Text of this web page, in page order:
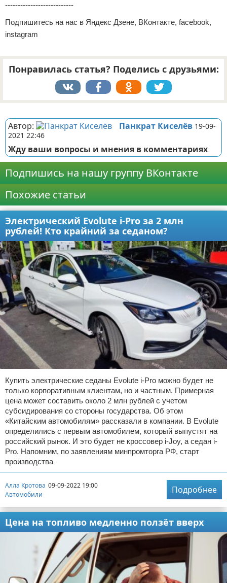
---------------------------
Подпишитесь на нас в Яндекс Дзене, ВКонтакте, facebook,
instagram
Понравилась статья? Поделись с друзьями:
Автор: Панкрат Киселёв 19-09-
2021 22:46
Жду ваши вопросы и мнения в комментариях
Подпишись на нашу группу ВКонтакте
Похожие статьи
Электрический Evolute i-Pro за 2 млн
рублей! Кто крайний за седаном?
Купить электрические седаны Evolute i-Pro можно будет не
только корпоративным клиентам, но и частным. Примерная
цена может составить около 2 млн рублей с учетом
субсидирования со стороны государства. Об этом
«Китайским автомобилям» рассказали в компании. В Evolute
определились с первым автомобилем, который выпустят на
российский рынок. И это будет не кроссовер i-Joy, а седан i-
Pro. Напомним, по заявлениям минпромторга РФ, старт
производства
Алла Кротова 09-09-2022 19:00
Автомобили
Подробнее
Цена на топливо медленно ползёт вверх